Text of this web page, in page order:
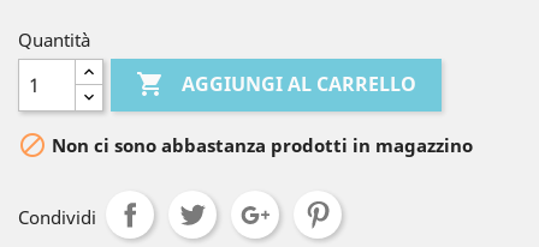
Quantità
 AGGIUNGI AL CARRELLO
 Non ci sono abbastanza prodotti in magazzino
Condividi